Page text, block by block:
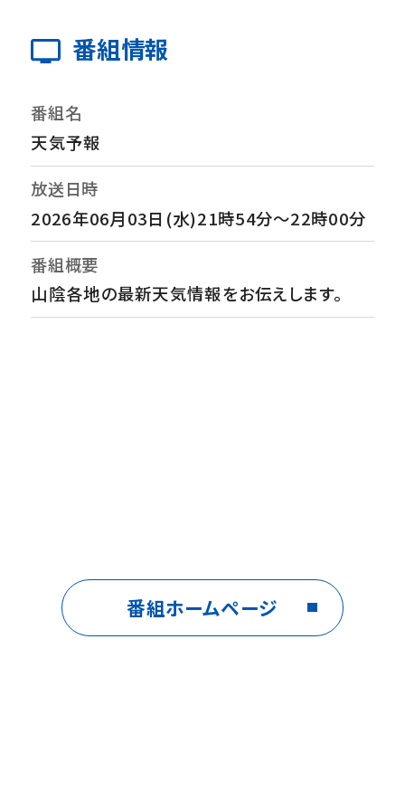
番組情報
番組名
天気予報
放送日時
2026年06月03日(水)21時54分～22時00分
番組概要
山陰各地の最新天気情報をお伝えします。
番組ホームページ